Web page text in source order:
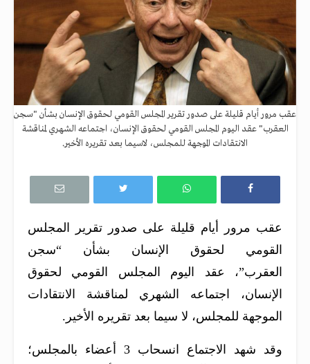
عقب مرور أيام قليلة على صدور تقرير المجلس القومي لحقوق الإنسان بشأن "سجن
العقرب" عقد اليوم المجلس القومي لحقوق الإنسان، اجتماعه الشهري لمناقشة
الانتقادات الموجهة للمجلس، لاسيما بعد تقريره الأخير.
عقب مرور أيام قليلة على صدور تقرير المجلس
القومي لحقوق الإنسان بشأن “سجن
العقرب”، عقد اليوم المجلس القومي لحقوق
الإنسان، اجتماعه الشهري لمناقشة الانتقادات
الموجهة للمجلس، لا سيما بعد تقريره الأخير.
وقد شهد الاجتماع انسحاب 3 أعضاء بالمجلس؛